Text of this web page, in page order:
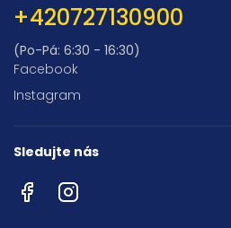
+420727130900
(Po-Pá: 6:30 - 16:30)
Facebook
Instagram
Sledujte nás
FacebookInstagram